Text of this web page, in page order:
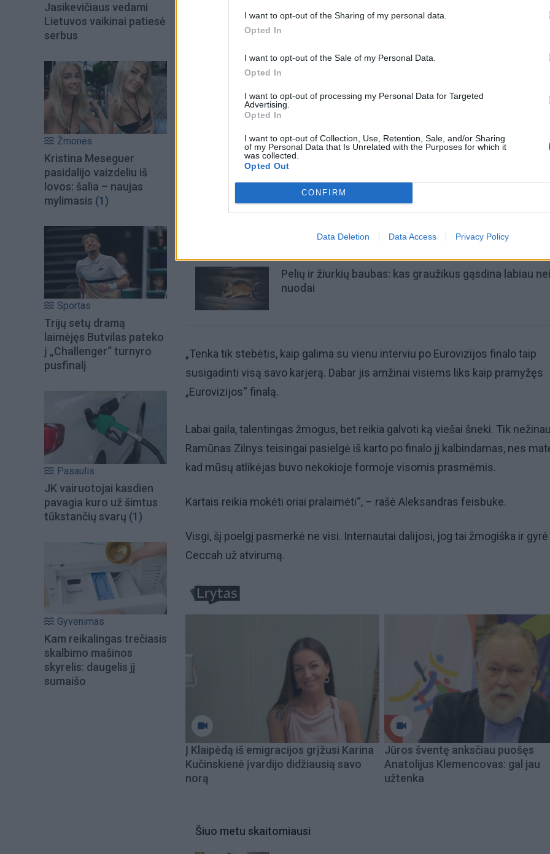
I want to opt-out of the Sharing of my personal data.
Opted In
I want to opt-out of the Sale of my Personal Data.
Opted In
I want to opt-out of processing my Personal Data for Targeted
Advertising.
Opted In
I want to opt-out of Collection, Use, Retention, Sale, and/or Sharing
of my Personal Data that Is Unrelated with the Purposes for which it
was collected.
Opted Out
CONFIRM
Data Deletion Data Access Privacy Policy
Jasikevičiaus vedami
Lietuvos vaikinai patiesė
serbus
Žmonės
Kristina Meseguer
pasidalijo vaizdeliu iš
lovos: šalia – naujas
mylimasis (1)
Sportas
Trijų setų dramą
laimėjęs Butvilas pateko
į „Challenger“ turnyro
pusfinalį
Pasaulis
JK vairuotojai kasdien
pavagia kuro už šimtus
tūkstančių svarų (1)
Gyvenimas
Kam reikalingas trečiasis
skalbimo mašinos
skyrelis: daugelis jį
sumaišo
Šiuo metu skaitomiausi
Pelių ir žiurkių baubas: kas graužikus gąsdina labiau nei
nuodai
„Tenka tik stebėtis, kaip galima su vienu interviu po Eurovizijos finalo taip
susigadinti visą savo karjerą. Dabar jis amžinai visiems liks kaip pramyžęs
„Eurovizijos“ finalą.
Labai gaila, talentingas žmogus, bet reikia galvoti ką viešai šneki. Tik
Ramūnas Zilnys teisingai pasielgė iš karto po finalo jį kalbindamas, nes
kad mūsų atlikėjas buvo nekokioje formoje visomis prasmėmis.
Kartais reikia mokėti oriai pralaimėti“, – rašė Aleksandras feisbuke.
Visgi, šį poelgį pasmerkė ne visi. Internautai dalijosi, jog tai žmogiška ir
Ceccah už atvirumą.
Į Klaipėdą iš emigracijos grįžusi Karina
Kučinskienė įvardijo didžiausią savo
norą
Jūros šventę anksčiau puošęs
Anatolijus Klemencovas: gal jau
užtenka
Šiuo metu skaitomiausi